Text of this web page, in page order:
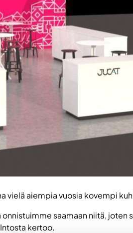
aiempia vuosia kovempi
saamaan niitä,
Intosta kertoo.